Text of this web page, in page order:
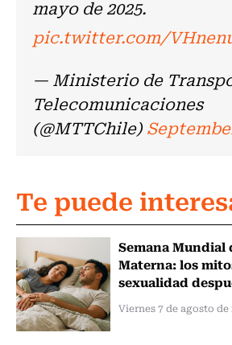
mayo de 2025.
pic.twitter.com/
— Ministerio de
Telecomunicaciones
(@MTTChile)
Te puede
Semana Mundial
Materna: los
sexualidad
Viernes 7 de agosto de